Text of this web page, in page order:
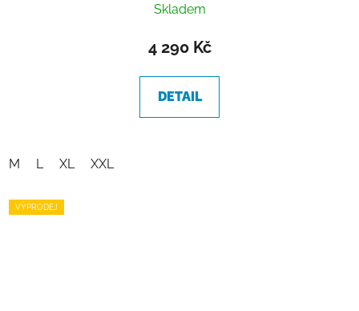
Skladem
4 290 Kč
DETAIL
M L XL XXL
VÝPRODEJ